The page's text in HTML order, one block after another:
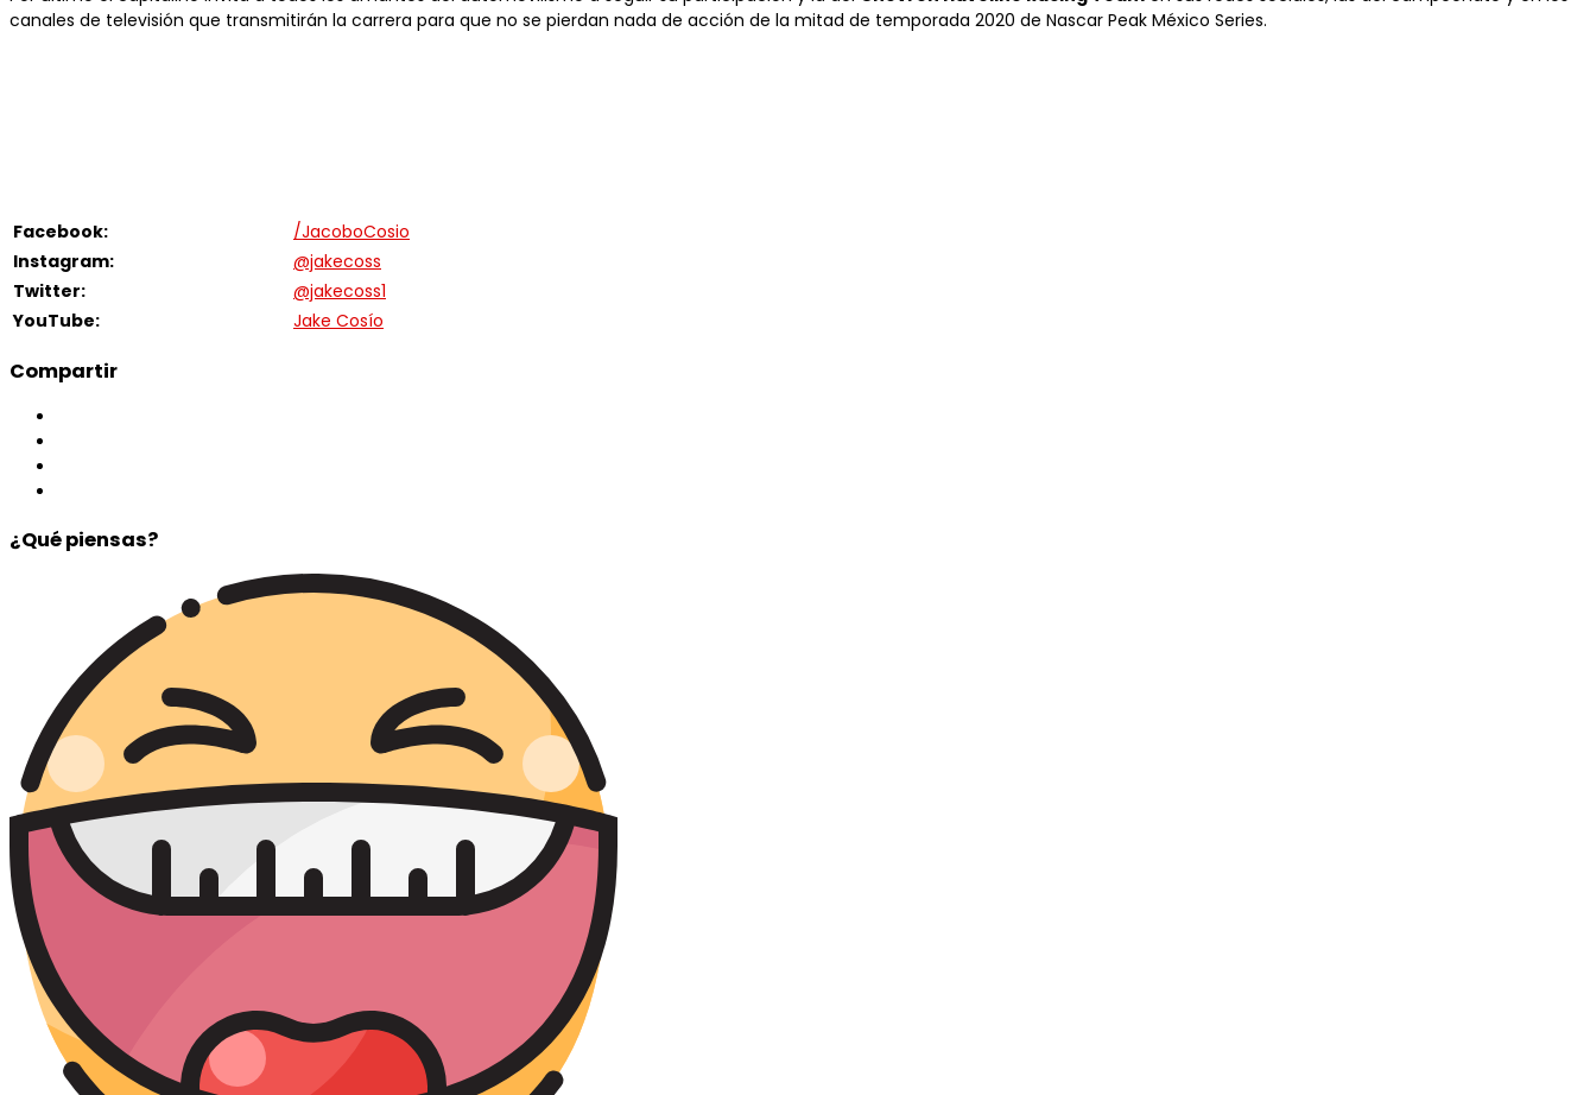
canales de televisión que transmitirán la carrera para que no se pierdan nada de acción de la mitad de temporada 2020 de Nascar Peak México Series.
Facebook:
/JacoboCosio
Instagram:
@jakecoss
Twitter:
@jakecoss1
YouTube:
Jake Cosío
Compartir
¿Qué piensas?